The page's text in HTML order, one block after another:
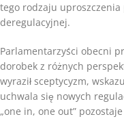
tego rodzaju uproszczenia
deregulacyjnej.
Parlamentarzyści obecni
dorobek z różnych
wyraził sceptycyzm,
uchwala się nowych
„one in, one out”